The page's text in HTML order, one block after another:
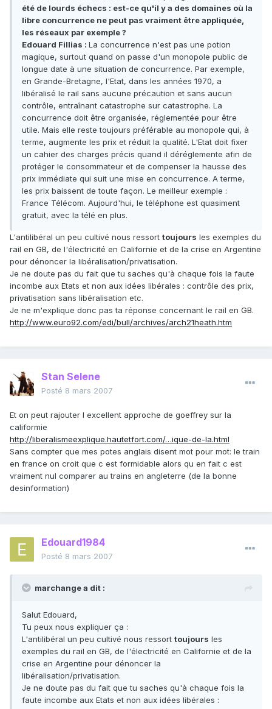
été de lourds échecs : est-ce qu'il y a des domaines où la
libre concurrence ne peut pas vraiment être appliquée,
les réseaux par exemple ?
Edouard Fillias : La concurrence n'est pas une potion
magique, surtout quand on passe d'un monopole public de
longue date à une situation de concurrence. Par exemple,
en Grande-Bretagne, l'Etat, dans les années 1970, a
libéralisé le rail sans aucune précaution et sans aucun
contrôle, entraînant catastrophe sur catastrophe. La
concurrence doit être organisée, réglementée pour être
utile. Mais elle reste toujours préférable au monopole qui, à
terme, augmente les prix et réduit la qualité. L'Etat doit fixer
un cahier des charges précis quand il déréglemente afin de
protéger le consommateur et de compenser la hausse des
prix immédiate qui suit une mise en concurrence. A terme,
les prix baissent de toute façon. Le meilleur exemple :
France Télécom. Aujourd'hui, le téléphone est quasiment
gratuit, avec la télé en plus.
L'antilibéral un peu cultivé nous ressort toujours les exemples du
rail en GB, de l'électricité en Californie et de la crise en Argentine
pour dénoncer la libéralisation/privatisation.
Je ne doute pas du fait que tu saches qu'à chaque fois la faute
incombe aux Etats et non aux idées libérales : contrôle des prix,
privatisation sans libéralisation etc.
Je ne m'explique donc pas ta réponse concernant le rail en GB.
http://www.euro92.com/edi/bull/archives/arch21heath.htm
Stan Selene
Posté 8 mars 2007
Et on peut rajouter l excellent approche de goeffrey sur la
califormie
http://liberalismeexplique.hautetfort.com/…ique-de-la.html
Sans compter que mes potes anglais disent mot pour mot: le train
en france on croit que c est formidable alors qu en fait c est
vraiment nul comparer au trains en angleterre (de la bonne
desinformation)
Edouard1984
Posté 8 mars 2007
marchange a dit :
Salut Edouard,
Tu peux nous expliquer ça :
L'antilibéral un peu cultivé nous ressort toujours les
exemples du rail en GB, de l'électricité en Californie et de la
crise en Argentine pour dénoncer la
libéralisation/privatisation.
Je ne doute pas du fait que tu saches qu'à chaque fois la
faute incombe aux Etats et non aux idées libérales :